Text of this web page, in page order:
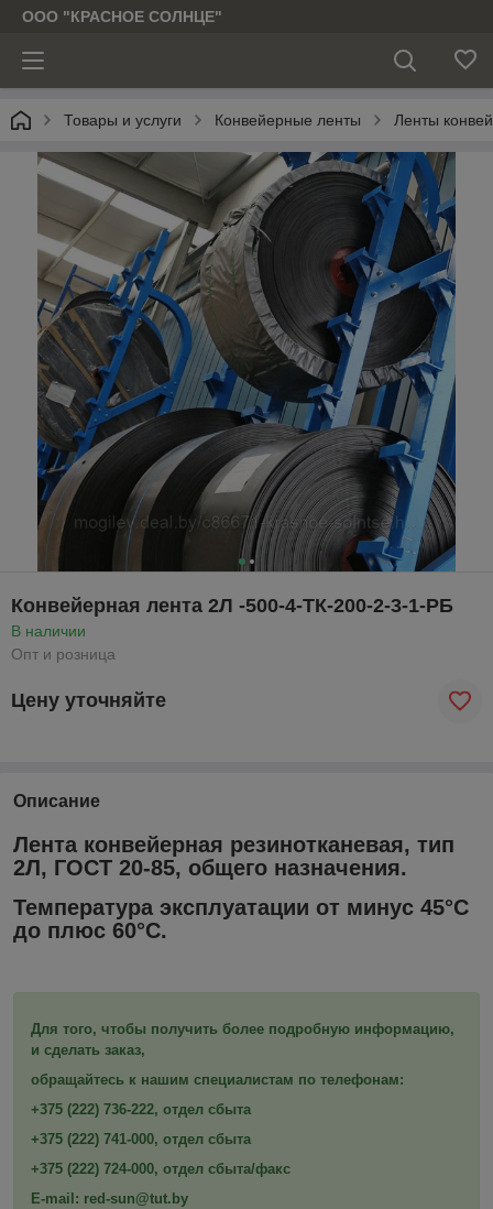
ООО "КРАСНОЕ СОЛНЦЕ"
Товары и услуги Конвейерные ленты Ленты
Конвейерная лента 2Л -500-4-ТК-200-2-3-1-РБ
В наличии
Опт и розница
Цену уточняйте
Описание
Лента конвейерная резинотканевая, тип
2Л, ГОСТ 20-85, общего назначения.
Температура эксплуатации от минус 45°С
до плюс 60°С.
Для того, чтобы получить более подробную информацию,
и сделать заказ,
обращайтесь к нашим специалистам по телефонам:
+375 (222) 736-222, отдел сбыта
+375 (222) 741-000, отдел сбыта
+375 (222) 724-000, отдел сбыта/факс
E-mail: red-sun@tut.by